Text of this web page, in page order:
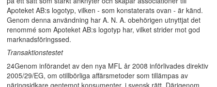
Apoteket AB:s logotyp, vilken - som konstaterats ovan - är känd.
Genom denna användning har A. N. A. obehörigen utnyttjat det
renommé som Apoteket AB:s logotyp har, vilket strider mot god
marknadsföringssed.
Transaktionstestet
24Genom införandet av den nya MFL år 2008 införlivades direktiv
2005/29/EG, om otillbörliga affärsmetoder som tillämpas av
näringsidkare gentemot konsumenter, i svensk rätt. Därigenom